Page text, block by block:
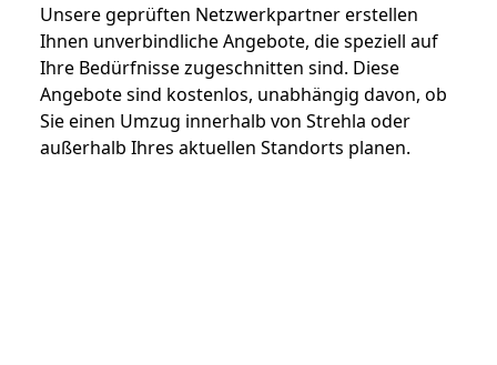
Unsere geprüften Netzwerkpartner erstellen
Ihnen unverbindliche Angebote, die speziell auf
Ihre Bedürfnisse zugeschnitten sind. Diese
Angebote sind kostenlos, unabhängig davon, ob
Sie einen Umzug innerhalb von Strehla oder
außerhalb Ihres aktuellen Standorts planen.